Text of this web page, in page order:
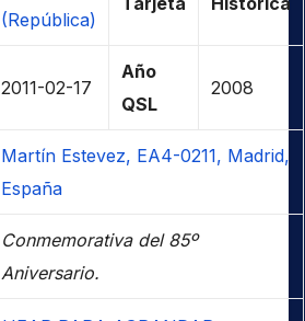
(República)
2011-02-17
Año
QSL
2008
Martín Estevez, EA4-0211, Madrid,
España
Conmemorativa del 85º
Aniversario.